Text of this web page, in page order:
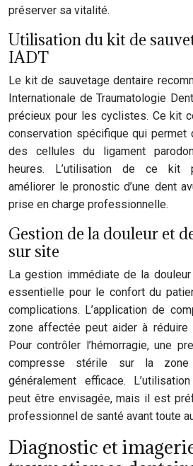
préserver sa vitalité.
Utilisation du kit de
IADT
Le kit de sauvetage dentaire
Internationale de Traumatologie
précieux pour les cyclistes. Ce kit
conservation spécifique qui permet
des cellules du ligament
heures. L’utilisation de ce kit
améliorer le pronostic d’une dent
prise en charge professionnelle.
Gestion de la douleur et
sur site
La gestion immédiate de la
essentielle pour le confort du
complications. L’application de
zone affectée peut aider à réduire
Pour contrôler l’hémorragie, une
compresse stérile sur la
généralement efficace.
peut être envisagée, mais il est
professionnel de santé avant toute
Diagnostic et